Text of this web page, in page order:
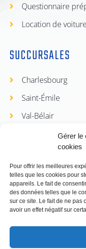
Gérer le
cookies
Pour offrir les meilleures
telles que les cookies pour
appareils. Le fait de
des données telles que le
sur ce site. Le fait de ne pas
avoir un effet négatif sur
Questionnaire
Location de
SUCCURSALES
Charlesbourg
Saint-Émile
Val-Bélair
Loretteville
À PROPOS
Tarifs
Inscription
Notre auto école